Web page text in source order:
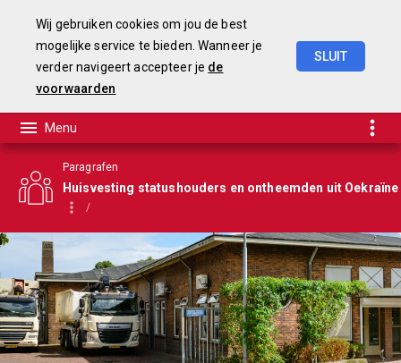
Wij gebruiken cookies om jou de best
mogelijke service te bieden. Wanneer je
verder navigeert accepteer je de
voorwaarden
SLUIT
Paragrafen
Huisvesting statushouders en ontheemden uit Oekraïne